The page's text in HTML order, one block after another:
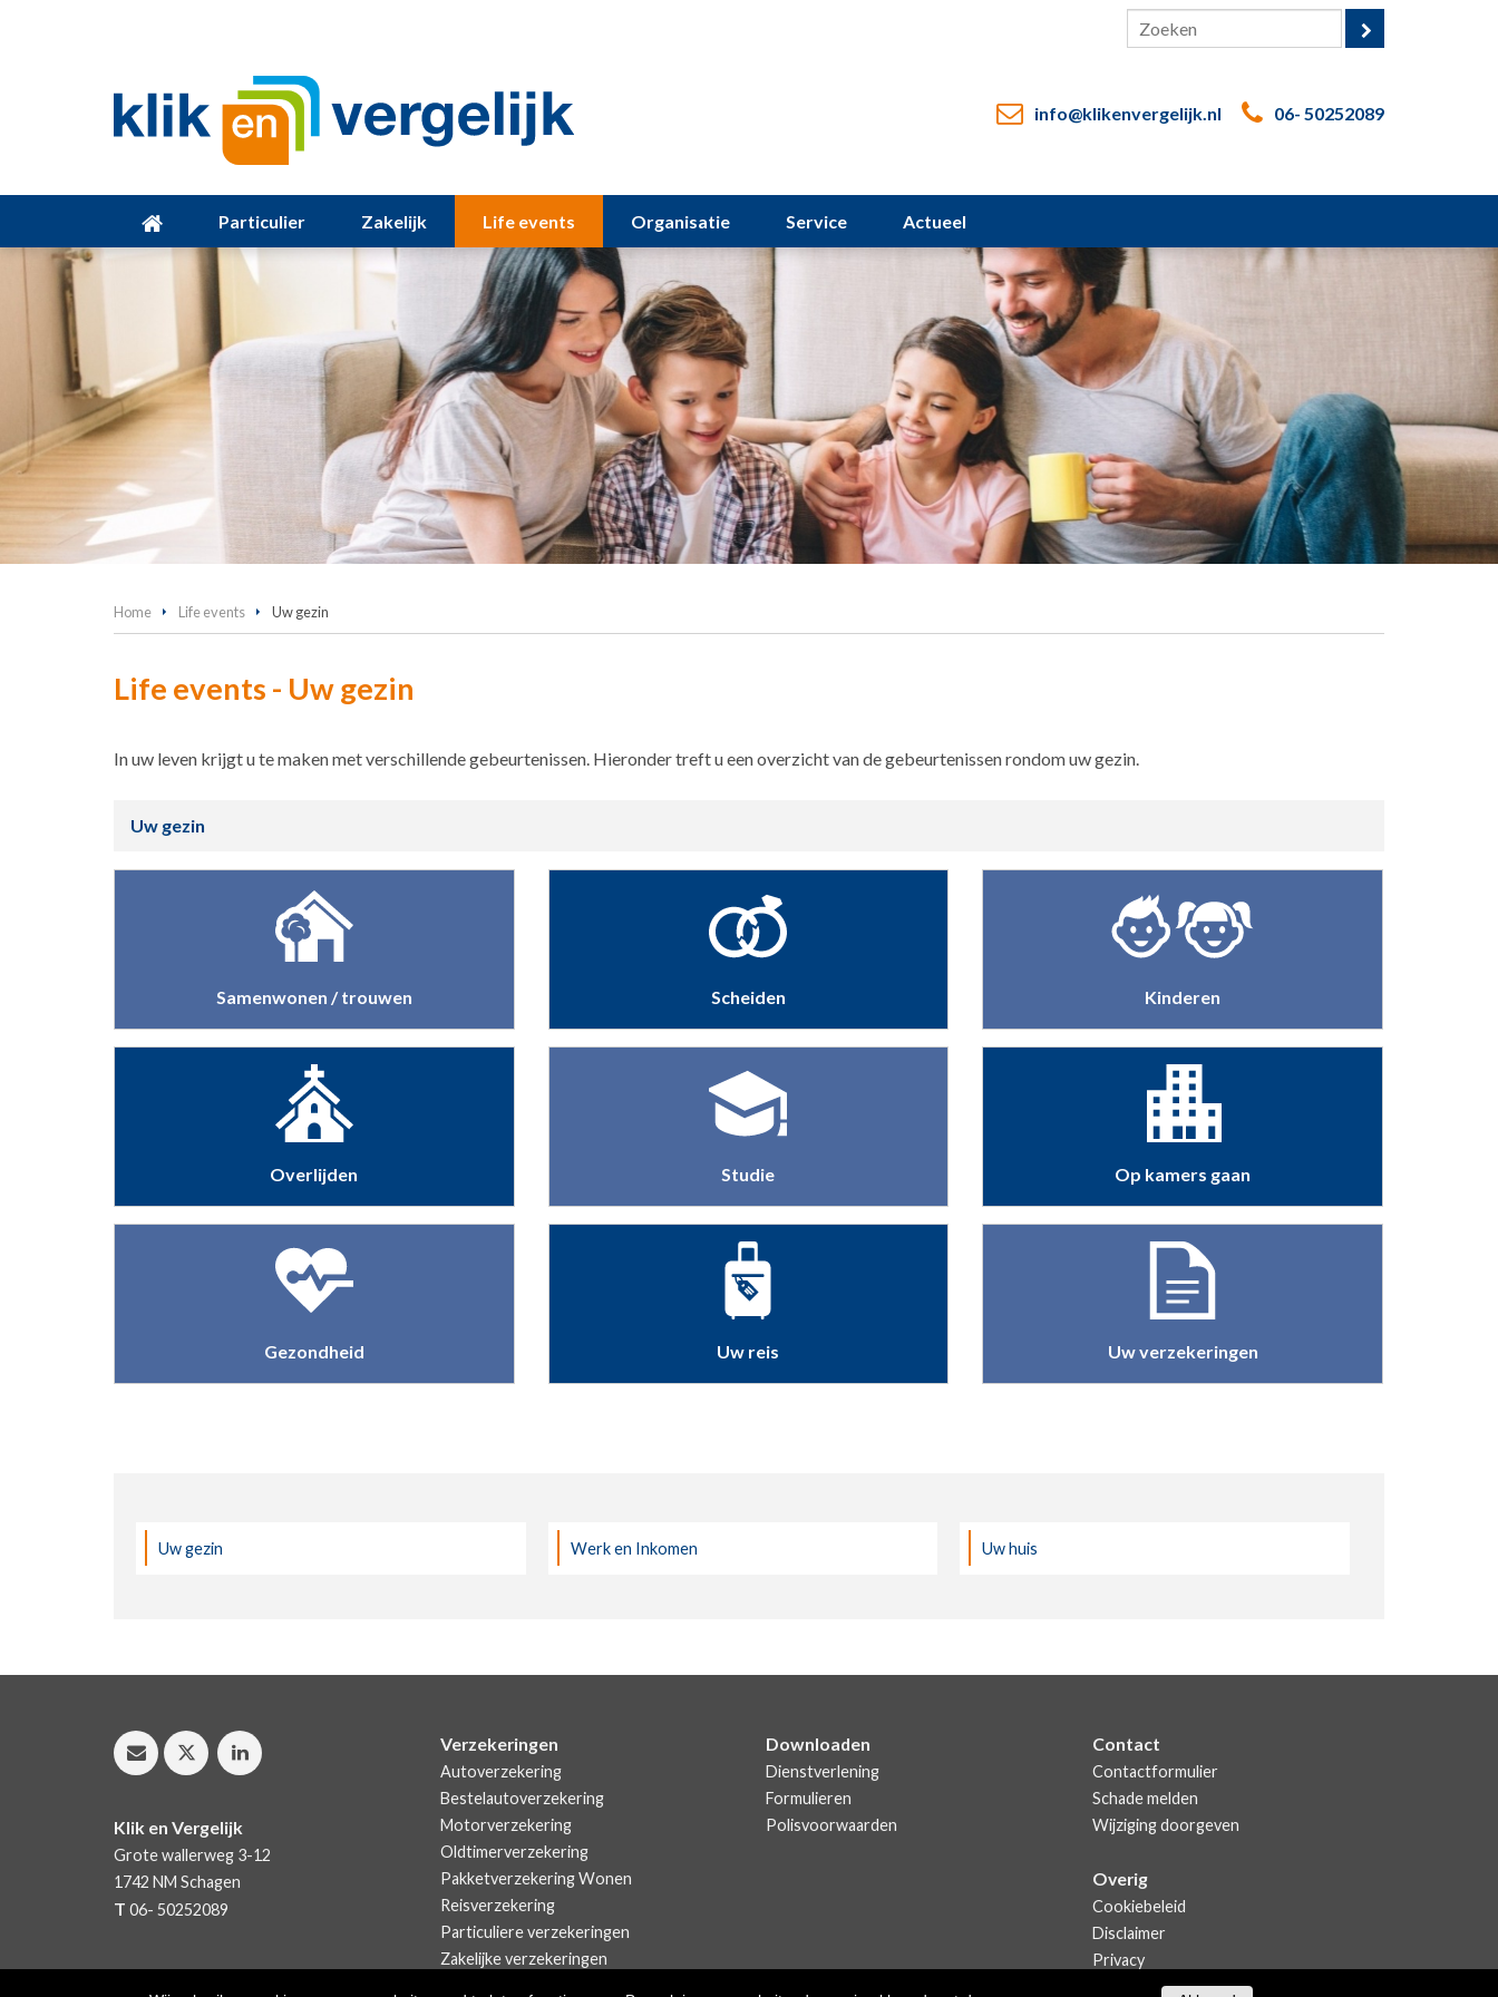
info@klikenvergelijk.nl 06- 50252089
Particulier Zakelijk Life events Organisatie Service Actueel
Home Life events Uw gezin
Life events - Uw gezin
In uw leven krijgt u te maken met verschillende gebeurtenissen. Hieronder treft u een overzicht van de gebeurtenissen rondom uw gezin.
Uw gezin
Samenwonen / trouwen Scheiden Kinderen
Overlijden Studie Op kamers gaan
Gezondheid Uw reis Uw verzekeringen
Uw gezin Werk en Inkomen Uw huis
Klik en Vergelijk
Grote wallerweg 3-12
1742 NM Schagen
T 06- 50252089
Verzekeringen
Autoverzekering
Bestelautoverzekering
Motorverzekering
Oldtimerverzekering
Pakketverzekering Wonen
Reisverzekering
Particuliere verzekeringen
Zakelijke verzekeringen
Downloaden
Dienstverlening
Formulieren
Polisvoorwaarden
Contact
Contactformulier
Schade melden
Wijziging doorgeven
Overig
Cookiebeleid
Disclaimer
Privacy